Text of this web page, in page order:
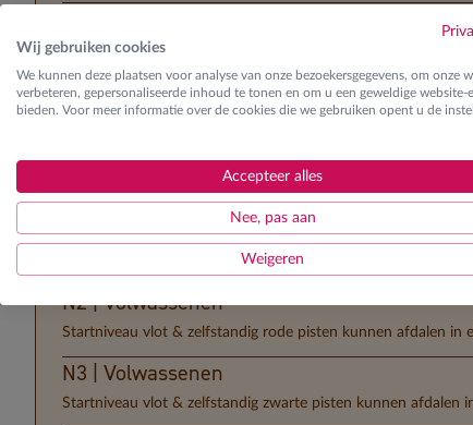
Wij gebruiken cookies
We kunnen deze plaatsen voor analyse van onze bezoekersgegevens, om onze
verbeteren, gepersonaliseerde inhoud te tonen en om u een geweldige website-
bieden. Voor meer informatie over de cookies die we gebruiken opent u de
Accepteer alles
Nee, pas aan
Weigeren
Startniveau vlot & zelfstandig rode pisten kunnen afdalen in
K3 | Kinderen
Startniveau vlot & zelfstandig zwarte pisten kunnen afdalen
N0 | Volwassenen
Eerste maal op de skilatten (beginner)
N1 | Volwassenen
Startniveau vlot & zelfstandig blauwe pisten kunnen afdalen
N2 | Volwassenen
Startniveau vlot & zelfstandig rode pisten kunnen afdalen in
N3 | Volwassenen
Startniveau vlot & zelfstandig zwarte pisten kunnen afdalen